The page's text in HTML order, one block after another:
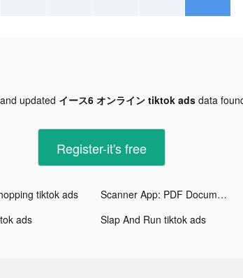
updated イース6 オンライン tiktok adsdata
Register-it's free
tiktok ads Scanner App: PDF Document Scan tiktok ads
ads Slap And Run tiktok ads